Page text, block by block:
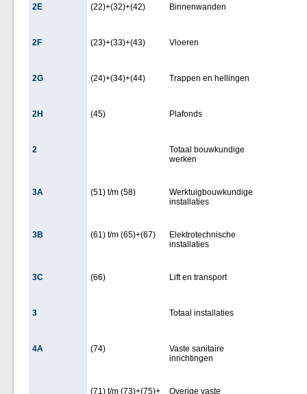
2E (22)+(32)+(42) Binnenwanden
2F (23)+(33)+(43) Vloeren
2G (24)+(34)+(44) Trappen en hellingen
2H (45) Plafonds
2
Totaal bouwkundige
werken
3A (51) t/m (58)
Werktuigbouwkundige
installaties
3B (61) t/m (65)+(67)
Elektrotechnische
installaties
3C (66) Lift en transport
3 Totaal installaties
4A (74)
Vaste sanitaire
inrichtingen
(71) t/m (73)+(75)+ Overige vaste